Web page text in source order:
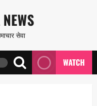
सेवा
WATCH